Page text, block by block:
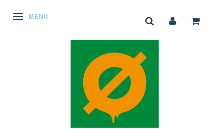
SKIFTE NAVIGATION
MENU